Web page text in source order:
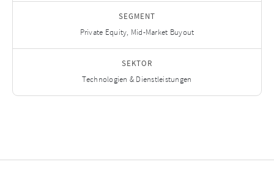
SEGMENT
Private Equity, Mid-Market Buyout
SEKTOR
Technologien & Dienstleistungen